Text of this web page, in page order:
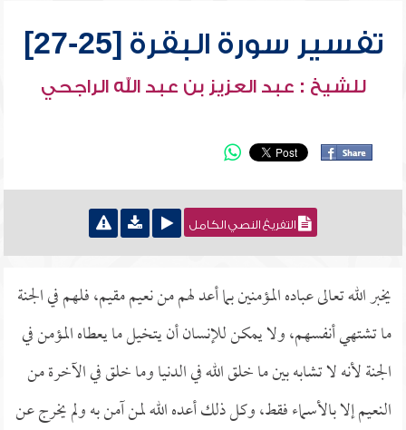
تفسير سورة البقرة [25-27]
للشيخ : عبد العزيز بن عبد الله الراجحي
التفريغ النصي الكامل
يخبر الله تعالى عباده المؤمنين بما أعد لهم من نعيم مقيم، فلهم في الجنة
ما تشتهي أنفسهم، ولا يمكن للإنسان أن يتخيل ما يعطاه المؤمن في
الجنة لأنه لا تشابه بين ما خلق الله في الدنيا وما خلق في الآخرة من
النعيم إلا بالأسماء فقط، وكل ذلك أعده الله لمن آمن به ولم يخرج عن